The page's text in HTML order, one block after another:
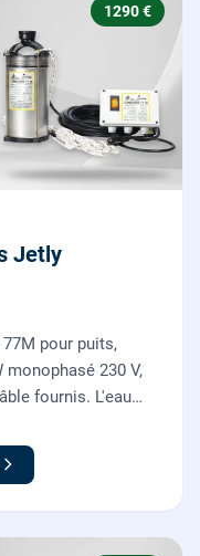
1290 €
Jetly
pour puits,
230 V,
fournis. L'eau